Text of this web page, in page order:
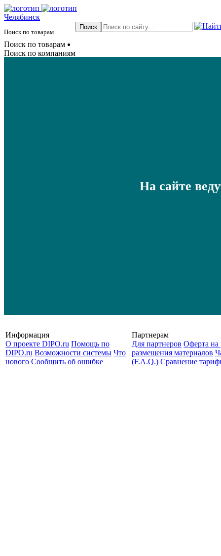
Челябинск
Поиск по товарам
Поиск по товарам
Поиск по компаниям
На сайте
Информация
О проекте DIPO.ru Помощь по
DIPO.ru Возможности системы Что
нового Сообщить об ошибке
Партнерам
Для партнеров Оферта на
размещения материалов
(F.A.Q.) Cравнение